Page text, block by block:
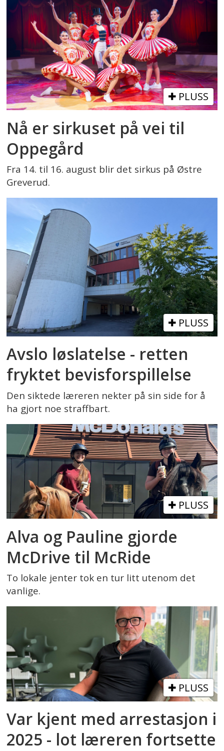
PLUSS
Nå er sirkuset på vei til
Oppegård
Fra 14. til 16. august blir det sirkus på Østre
Greverud.
PLUSS
Avslo løslatelse - retten
fryktet bevisforspillelse
Den siktede læreren nekter på sin side for å
ha gjort noe straffbart.
PLUSS
Alva og Pauline gjorde
McDrive til McRide
To lokale jenter tok en tur litt utenom det
vanlige.
PLUSS
Var kjent med arrestasjon i
2025 - lot læreren fortsette